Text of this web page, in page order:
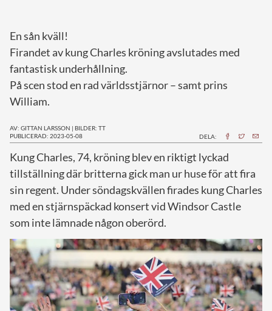
En sån kväll!
Firandet av kung Charles kröning avslutades med
fantastisk underhållning.
På scen stod en rad världsstjärnor – samt prins
William.
AV: GITTAN LARSSON | BILDER: TT
PUBLICERAD: 2023-05-08
DELA:
Kung Charles, 74, kröning blev en riktigt lyckad
tillställning där britterna gick man ur huse för att fira
sin regent. Under söndagskvällen firades kung Charles
med en stjärnspäckad konsert vid Windsor Castle
som inte lämnade någon oberörd.